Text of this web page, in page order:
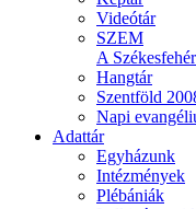
Videótár
SZEM
A
Hangtár
Szentföld
Napi
Adattár
Egyházunk
Intézmények
Plébániák